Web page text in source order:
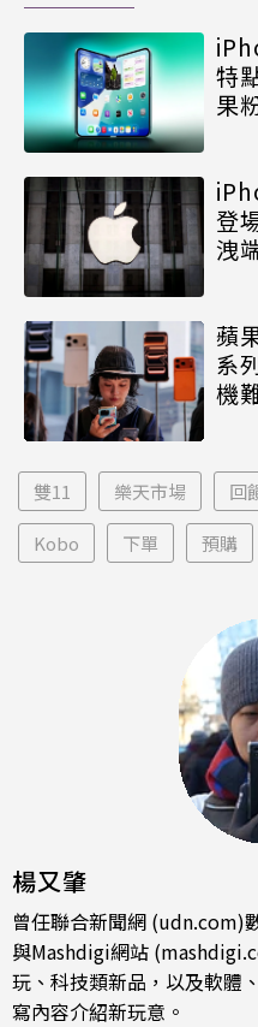
特
果
登
洩
蘋
系
機
雙11 樂天市場 回
Kobo 下單 預購
楊又肇
曾任聯合新聞網 (udn.com)
與Mashdigi網站
玩、科技類新品，以及軟體
寫內容介紹新玩意。